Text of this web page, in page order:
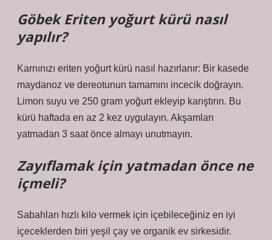
Göbek Eriten yoğurt kürü nasıl
yapılır?
Karnınızı eriten yoğurt kürü nasıl hazırlanır: Bir kasede
maydanoz ve dereotunun tamamını incecik doğrayın.
Limon suyu ve 250 gram yoğurt ekleyip karıştırın. Bu
kürü haftada en az 2 kez uygulayın. Akşamları
yatmadan 3 saat önce almayı unutmayın.
Zayıflamak için yatmadan önce ne
içmeli?
Sabahları hızlı kilo vermek için içebileceğiniz en iyi
içeceklerden biri yeşil çay ve organik ev sirkesidir.